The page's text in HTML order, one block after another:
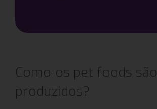
Como os pet foods são
produzidos?